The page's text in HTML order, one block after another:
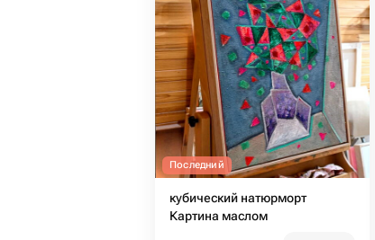
Последний
кубический натюрморт
Картина маслом